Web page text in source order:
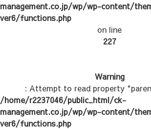
management.co.jp/wp/wp-content/
ver6/functions.php
on line
227
Warning
: Attempt to read property
/home/r2237046/public_html/ck-
management.co.jp/wp/wp-content/
ver6/functions.php